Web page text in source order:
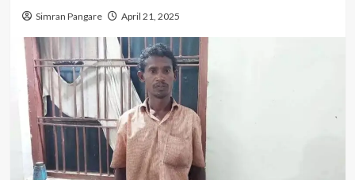
Simran Pangare April 21, 2025